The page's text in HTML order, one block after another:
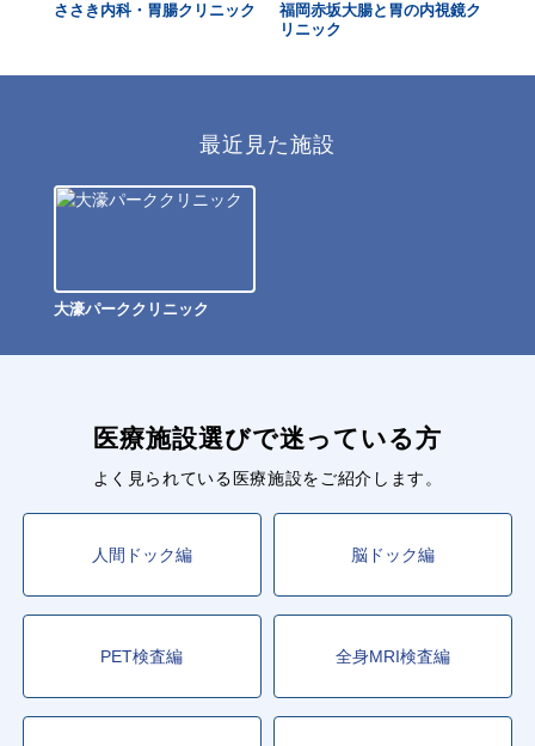
ささき内科・胃腸クリニック
福岡赤坂大腸と胃の内視鏡ク
リニック
最近見た施設
大濠パーククリニック
医療施設選びで迷っている方
よく見られている医療施設をご紹介します。
人間ドック編 脳ドック編
PET検査編 全身MRI検査編